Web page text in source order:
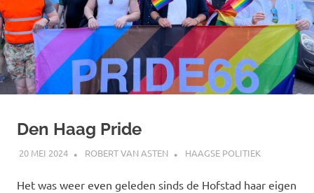
Den Haag Pride
20 MEI 2024 ROBERT VAN ASTEN HAAGSE POLITIEK
Het was weer even geleden sinds de Hofstad haar eigen